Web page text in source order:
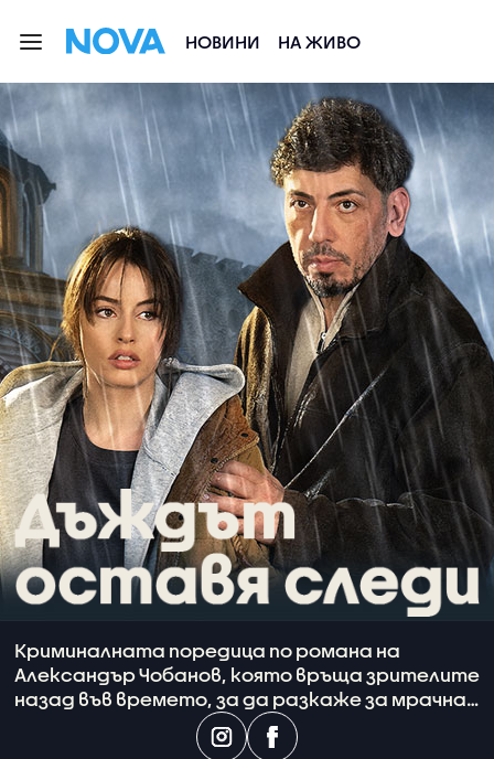
НОВИНИ НА ЖИВО
Криминалната поредица по романа на
Александър Чобанов, която връща зрителите
назад във времето, за да разкаже за мрачна
тайна, скрита зад стените на Рилския